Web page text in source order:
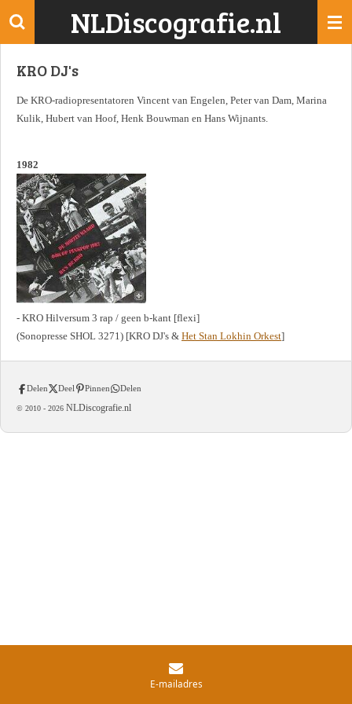
Ga
de
NLDiscografie.nl
KRO DJ's
De KRO-radiopresentatoren Vincent van Engelen, Peter van Dam, Marina
Kulik, Hubert van Hoof, Henk Bouwman en Hans Wijnants.
1982
- KRO Hilversum 3 rap / geen b-kant [flexi]
(Sonopresse SHOL 3271) [KRO DJ's & Het Stan Lokhin Orkest]
Delen Deel Pinnen Delen
© 2010 - 2026 NLDiscografie.nl
E-mailadres